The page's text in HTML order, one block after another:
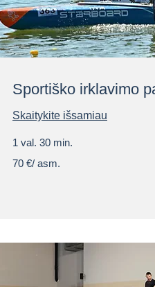
Sportiško irklavimo
Skaitykite išsamiau
1 val. 30 min.
€/
70 €/ asm.